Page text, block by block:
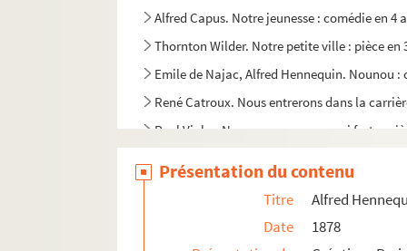
Alfred Capus. Notre jeunesse : comédie en 4
Thornton Wilder. Notre petite ville : pièce
Emile de Najac, Alfred Hennequin. Nounou :
René Catroux. Nous entrerons dans la
Paul Vialar. Nous ne sommes pas si forts :
Présentation du contenu
Titre
Alfred
Date
1878